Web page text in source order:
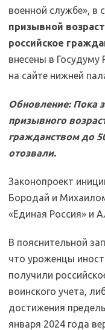
военной службе», в
призывной
российское
внесены в
на сайте нижней
Обновление: Пока
призывного
гражданством до
отозвали.
Законопроект
Бородай и
«Единая Россия» и
В пояснительной
что уроженцы
получили
воинского учета,
достижения
января 2024 года